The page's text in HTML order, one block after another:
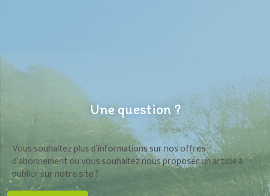
Une question ?
Vous souhaitez plus d’informations sur nos offres
d’abonnement ou vous souhaitez nous proposer un article à
publier sur notre site ?